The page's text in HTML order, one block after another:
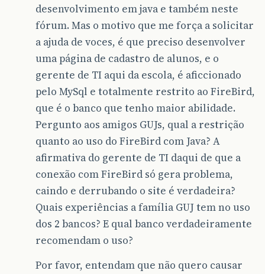
desenvolvimento em java e também neste
fórum. Mas o motivo que me força a solicitar
a ajuda de voces, é que preciso desenvolver
uma página de cadastro de alunos, e o
gerente de TI aqui da escola, é aficcionado
pelo MySql e totalmente restrito ao FireBird,
que é o banco que tenho maior abilidade.
Pergunto aos amigos GUJs, qual a restrição
quanto ao uso do FireBird com Java? A
afirmativa do gerente de TI daqui de que a
conexão com FireBird só gera problema,
caindo e derrubando o site é verdadeira?
Quais experiências a família GUJ tem no uso
dos 2 bancos? E qual banco verdadeiramente
recomendam o uso?
Por favor, entendam que não quero causar